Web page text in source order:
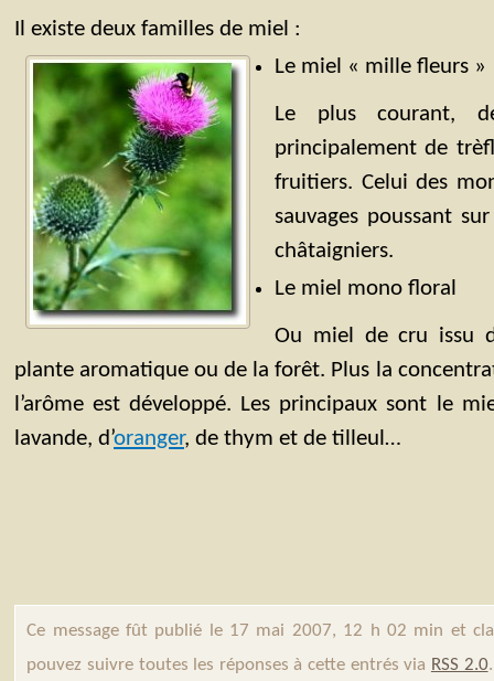
Il existe deux familles de miel :
Le miel « mille fleurs »
Le plus courant,
principalement de
fruitiers. Celui des
sauvages poussant
châtaigniers.
Le miel mono floral
Ou miel de cru issu
plante aromatique ou de la forêt. Plus la
l’arôme est développé. Les principaux sont le
lavande, d’oranger, de thym et de tilleul…
Ce message fût publié le 17 mai 2007, 12 h 02 min et
pouvez suivre toutes les réponses à cette entrés via RSS 2.0